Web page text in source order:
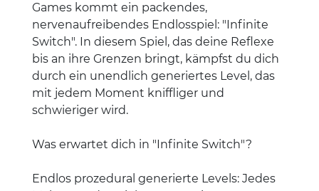
Games kommt ein packendes,
nervenaufreibendes Endlosspiel: "Infinite
Switch". In diesem Spiel, das deine Reflexe
bis an ihre Grenzen bringt, kämpfst du dich
durch ein unendlich generiertes Level, das
mit jedem Moment kniffliger und
schwieriger wird.
Was erwartet dich in "Infinite Switch"?
Endlos prozedural generierte Levels: Jedes